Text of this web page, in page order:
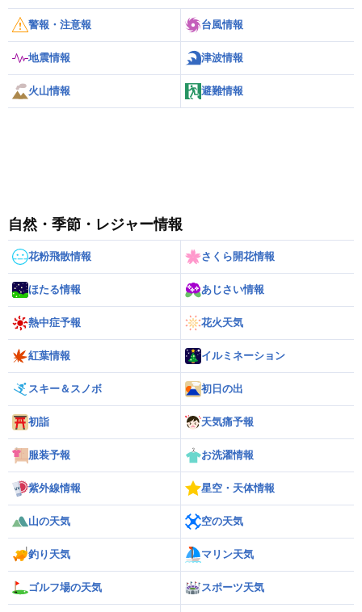
警報・注意報 台風情報
地震情報 津波情報
火山情報 避難情報
自然・季節・レジャー情報
花粉飛散情報 さくら開花情報
ほたる情報 あじさい情報
熱中症予報 花火天気
紅葉情報 イルミネーション
スキー＆スノボ 初日の出
初詣 天気痛予報
服装予報 お洗濯情報
紫外線情報 星空・天体情報
山の天気 空の天気
釣り天気 マリン天気
ゴルフ場の天気 スポーツ天気